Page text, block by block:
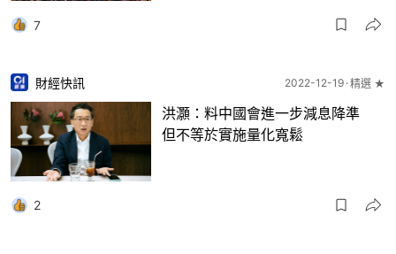
7
財經快訊 2022-12-19 精選 ★
洪灝：料中國會進一步減息降準
但不等於實施量化寬鬆
2